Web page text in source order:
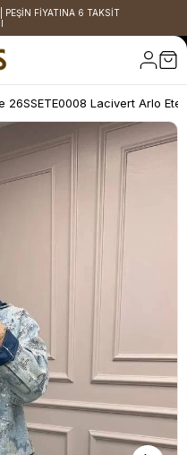
FİYATINA 6 TAKSİT
26SSETE0008 Lacivert Arlo Etek